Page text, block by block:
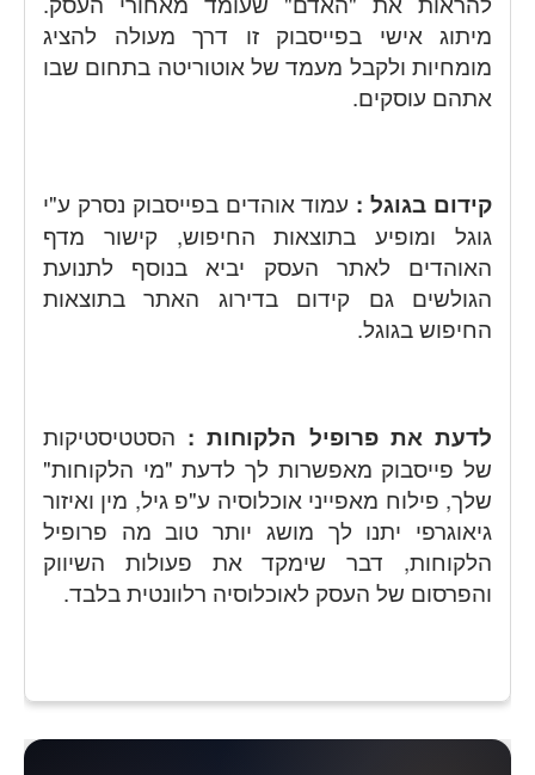
מיתוג אישי בפייסבוק זו דרך מעולה להציג
מומחיות ולקבל מעמד של אוטוריטה בתחום שבו
אתהם עוסקים.
קידום בגוגל : עמוד אוהדים בפייסבוק נסרק ע"י
גוגל ומופיע בתוצאות החיפוש, קישור מדף
האוהדים לאתר העסק יביא בנוסף לתנועת
הגולשים גם קידום בדירוג האתר בתוצאות
החיפוש בגוגל.
לדעת את פרופיל הלקוחות : הסטטיסטיקות
של פייסבוק מאפשרות לך לדעת "מי הלקוחות"
שלך, פילוח מאפייני אוכלוסיה ע"פ גיל, מין ואיזור
גיאוגרפי יתנו לך מושג יותר טוב מה פרופיל
הלקוחות, דבר שימקד את פעולות השיווק
והפרסום של העסק לאוכלוסיה רלוונטית בלבד.